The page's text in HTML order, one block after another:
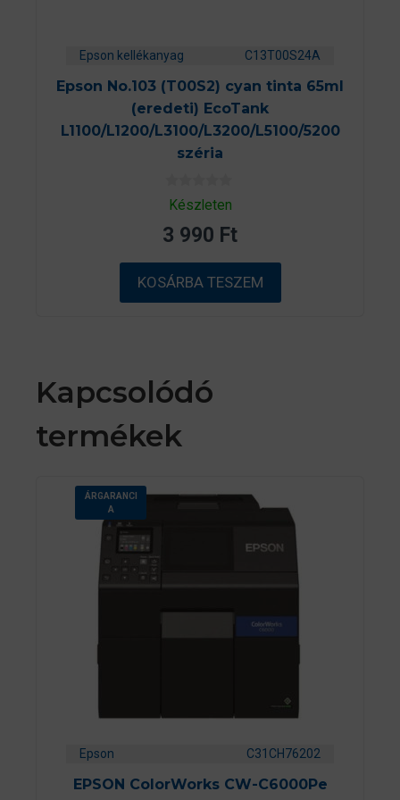
Epson kellékanyag C13T00S24A
Epson No.103 (T00S2) cyan tinta 65ml
(eredeti) EcoTank
L1100/L1200/L3100/L3200/L5100/5200
széria
0
a
5
b
ő
l
Készleten
3 990 Ft
KOSÁRBA TESZEM
Kapcsolódó
termékek
ÁRGARANCI
A
Epson C31CH76202
EPSON ColorWorks CW-C6000Pe